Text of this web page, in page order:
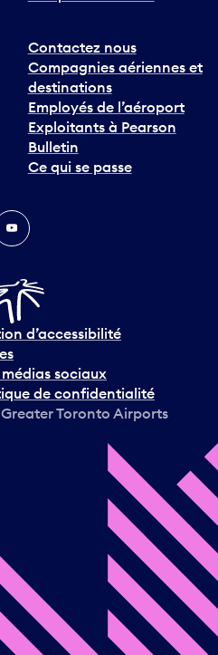
Contactez nous
Compagnies aériennes et
destinations
Employés de l’aéroport
Exploitants à Pearson
Bulletin
Ce qui se passe
d’accessibilité
sociaux
de confidentialité
Greater Toronto Airports